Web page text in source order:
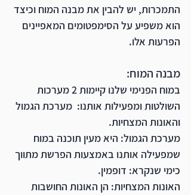
התמכרות, יש להבין את מבנה המוח וכיצד
הוא משפיע על הסימפטומים המאפיינים
הפרעות אלו.
מבנה המוח:
במוח הפנימי שלנו קיימות 2 מערכות
השולטות ומפעילות אותנו: מערכת הגמול
והאונות המצחיות.
מערכת הגמול: היא מעין תוכנה במוח
שמפעילה אותנו באמצעות הפרשת מתווך
כימי שנקרא: דופמין.
האונות המצחיות: הן האונות החושבות